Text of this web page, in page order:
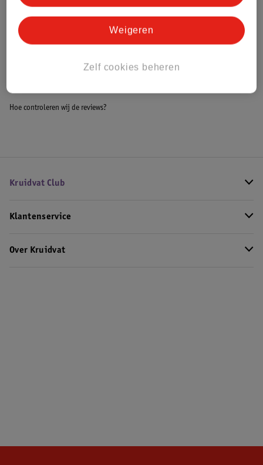
Bestel & Bezorginformatie
Hoe controleren wij de reviews?
Kruidvat Club
Klantenservice
Over Kruidvat
Zelf cookies beheren
Weigeren